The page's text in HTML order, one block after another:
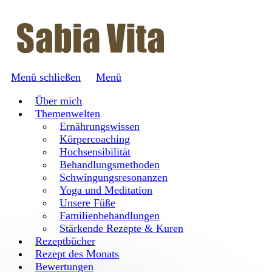
Menü schließen
Menü
Über mich
Themenwelten
Ernährungswissen
Körpercoaching
Hochsensibilität
Behandlungsmethoden
Schwingungsresonanzen
Yoga und Meditation
Unsere Füße
Familienbehandlungen
Stärkende Rezepte & Kuren
Rezeptbücher
Rezept des Monats
Bewertungen